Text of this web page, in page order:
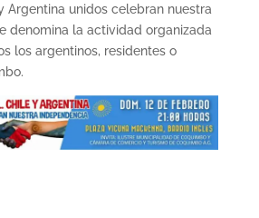
Argentina unidos celebran nuestra
denomina la actividad organizada
los argentinos, residentes o